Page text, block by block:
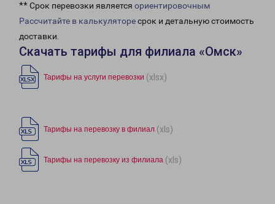
** Срок перевозки является ориентировочным
Рассчитайте в калькуляторесрок и детальную стоимость
доставки.
Скачать тарифы для филиала «Омск»
Тарифы на услуги перевозки (xlsx)
Тарифы на перевозку в филиал (xls)
Тарифы на перевозку из филиала (xls)